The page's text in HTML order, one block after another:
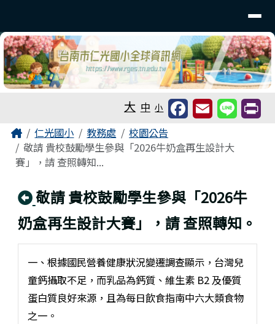
大 中 小
主內容區域
Home仁光國小 教務處
校園公告
敬請 貴校鼓勵學生參與「2026牛奶盒再生設計大
賽」，請 查照轉知...
回上頁
敬請 貴校鼓勵學生參與「2026牛
奶盒再生設計大賽」，請 查照轉知。
一、根據國民營養健康狀況變遷調查顯示，台灣兒
童鈣攝取不足，而乳品為鈣質、維生素 B2 及優質
蛋白質良好來源，且為每日飲食指南中六大類食物
之一。
頁尾區域